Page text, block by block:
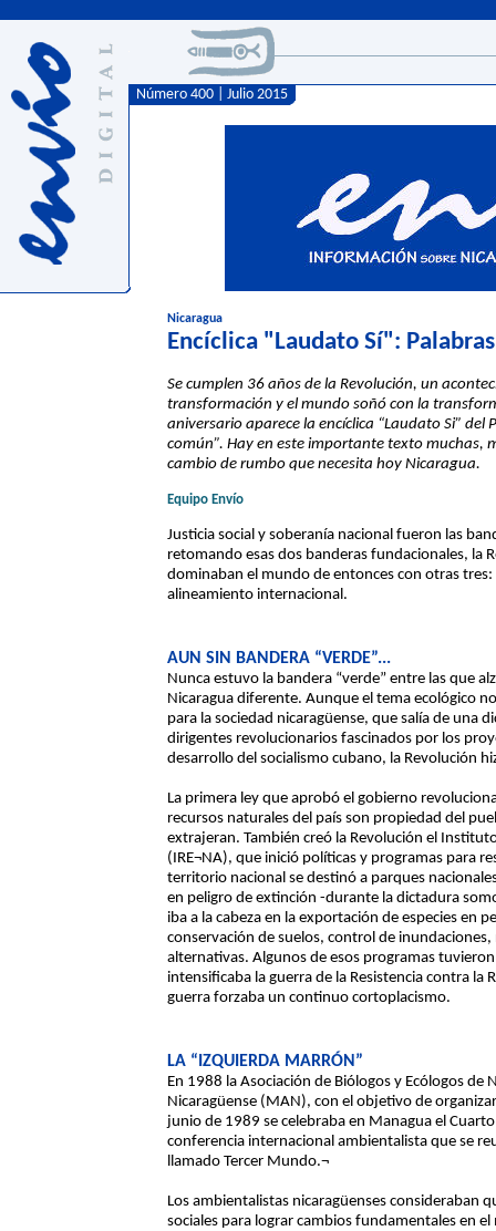
Número 400 | Julio 2015
Nicaragua
Encíclica "Laudato Sí":
Se cumplen 36 años de la Revolución, un
transformación y el mundo soñó con la
aniversario aparece la encíclica “Laudato Si” del
común”. Hay en este importante texto muchas,
cambio de rumbo que necesita hoy Nicaragua.
Equipo Envío
Justicia social y soberanía nacional fueron las
retomando esas dos banderas fundacionales, la
dominaban el mundo de entonces con otras
alineamiento internacional.
AUN SIN BANDERA “VERDE”...
Nunca estuvo la bandera “verde” entre las que
Nicaragua diferente. Aunque el tema ecológico
para la sociedad nicaragüense, que salía de una
dirigentes revolucionarios fascinados por los
desarrollo del socialismo cubano, la Revolución
La primera ley que aprobó el gobierno
recursos naturales del país son propiedad del
extrajeran. También creó la Revolución el
(IRE¬NA), que inició políticas y programas para
territorio nacional se destinó a parques
en peligro de extinción -durante la dictadura
iba a la cabeza en la exportación de especies en
conservación de suelos, control de
alternativas. Algunos de esos programas
intensificaba la guerra de la Resistencia contra la
guerra forzaba un continuo cortoplacismo.
LA “IZQUIERDA MARRÓN”
En 1988 la Asociación de Biólogos y Ecólogos
Nicaragüense (MAN), con el objetivo de
junio de 1989 se celebraba en Managua el
conferencia internacional ambientalista que se
llamado Tercer Mundo.¬
Los ambientalistas nicaragüenses consideraban
sociales para lograr cambios fundamentales en